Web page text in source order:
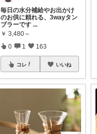
毎日の水分補給やお出かけ
のお供に頼れる、3wayタン
ブラーです ...
￥ 3,480～
0 1 163
コレ いいね